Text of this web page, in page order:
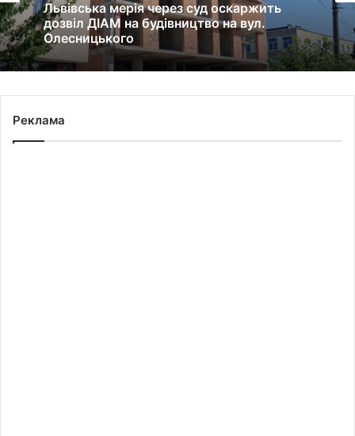
Львівська мерія через суд оскаржить
дозвіл ДІАМ на будівництво на вул.
Олесницького
Реклама